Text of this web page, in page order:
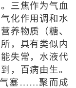
三焦作为气血
化作用调和水
养物质（糖、
，具有类似内
失常，水液代
，百病由生。
气塞……聚而成